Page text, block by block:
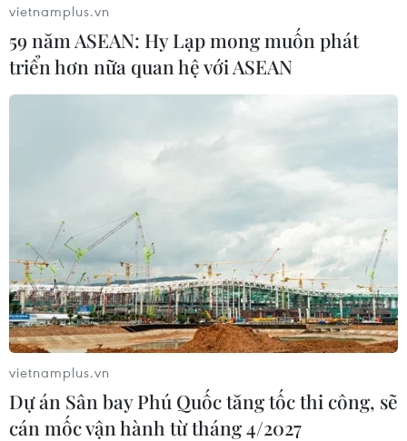
vietnamplus.vn
59 năm ASEAN: Hy Lạp mong muốn phát
triển hơn nữa quan hệ với ASEAN
vietnamplus.vn
Dự án Sân bay Phú Quốc tăng tốc thi công, sẽ
cán mốc vận hành từ tháng 4/2027